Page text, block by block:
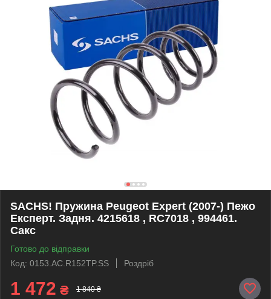
SACHS! Пружина Peugeot Expert (2007-) Пежо
Експерт. Задня. 4215618 , RC7018 , 994461.
Сакс
Готово до відправки
Код: 0153.AC.R152TP.SS
Роздріб
1 472 ₴ 1 840 ₴